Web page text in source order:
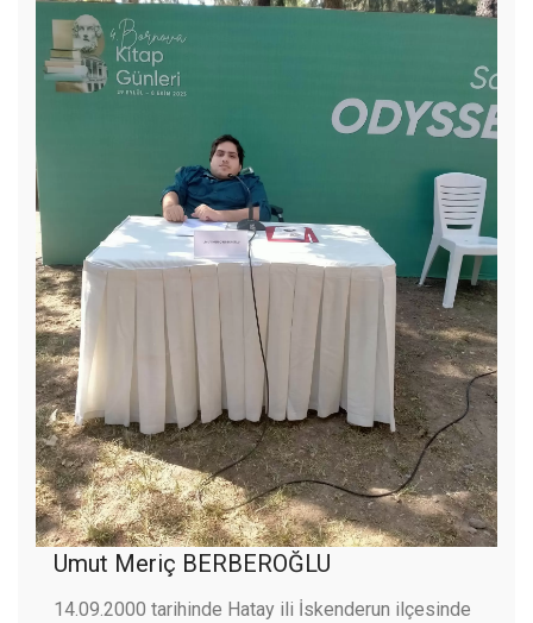
Umut Meriç BERBEROĞLU
14.09.2000 tarihinde Hatay ili İskenderun ilçesinde